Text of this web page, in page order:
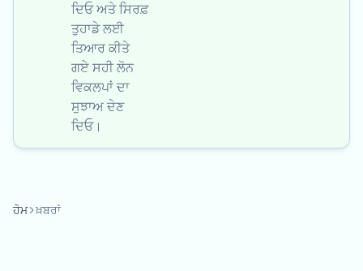
ਦਿਓ ਅਤੇ ਸਿਰਫ਼
ਤੁਹਾਡੇ ਲਈ
ਤਿਆਰ ਕੀਤੇ
ਗਏ ਸਹੀ ਲੋਨ
ਵਿਕਲਪਾਂ ਦਾ
ਸੁਝਾਅ ਦੇਣ
ਦਿਓ।
ਹੋਮ ਖ਼ਬਰਾਂ